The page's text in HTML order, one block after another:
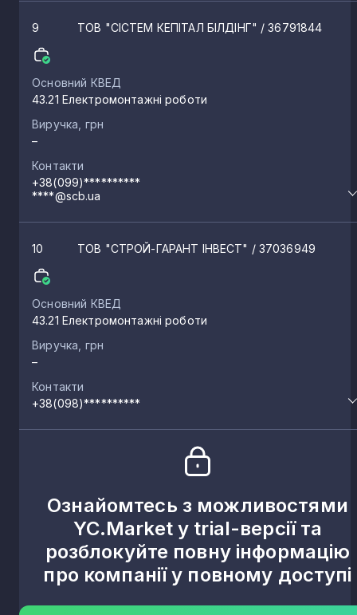
9 ТОВ "СІСТЕМ КЕПІТАЛ БІЛДІНГ" / 36791844
Основний КВЕД
43.21 Електромонтажні роботи
Виручка, грн
–
Контакти
+38(099)**********
****@scb.ua
10 ТОВ "СТРОЙ-ГАРАНТ ІНВЕСТ" / 37036949
Основний КВЕД
43.21 Електромонтажні роботи
Виручка, грн
–
Контакти
+38(098)**********
Ознайомтесь з можливостями
YC.Market у trial-версії та
розблокуйте повну інформацію
про компанії у повному доступі